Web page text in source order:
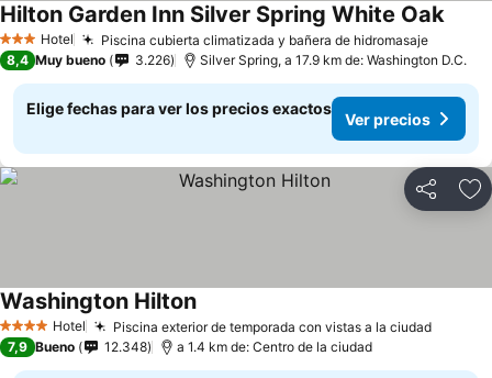
3 Estrellas
Hotel Piscina cubierta climatizada y bañera de hidromasajeVer
Hilton Garden Inn Silver Spring White OakVer
8,4 Muy bueno 3.226 Silver Spring, a 17.9 km de: Washington D.C.
Elige fechas para ver los precios exactos
Ver precios
Compartir
4 EstrellasHotel Piscina exterior de temporada con vistas a la ciudadVer
Washington HiltonVer precios
7,9 Bueno 12.348 a 1.4 km de: Centro de la ciudad